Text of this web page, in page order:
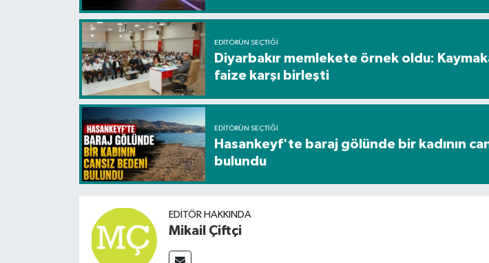
EDITÖRÜN SEÇTIĞI
Diyarbakır memlekete örnek oldu:
faize karşı birleşti
EDITÖRÜN SEÇTIĞI
Hasankeyf'te baraj gölünde bir kadının
bulundu
EDITÖR HAKKINDA
Mikail Çiftçi